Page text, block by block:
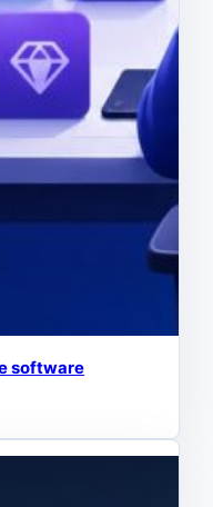
software